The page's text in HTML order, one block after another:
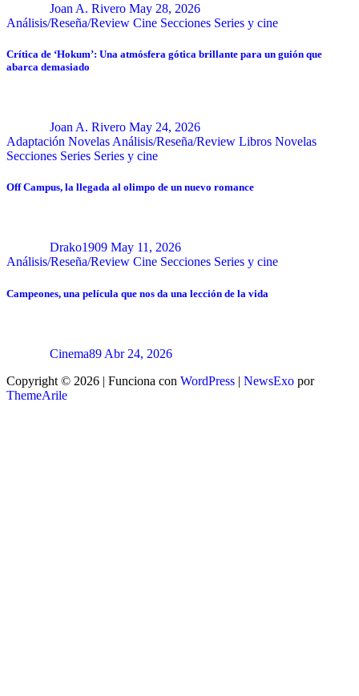
Joan A. Rivero May 28, 2026
Análisis/Reseña/Review Cine Secciones Series y cine
Crítica de ‘Hokum’: Una atmósfera gótica brillante para un guión que
abarca demasiado
Joan A. Rivero May 24, 2026
Adaptación Novelas Análisis/Reseña/Review Libros Novelas
Secciones Series Series y cine
Off Campus, la llegada al olimpo de un nuevo romance
Drako1909 May 11, 2026
Análisis/Reseña/Review Cine Secciones Series y cine
Campeones, una película que nos da una lección de la vida
Cinema89 Abr 24, 2026
Copyright © 2026 | Funciona con WordPress | NewsExo por
ThemeArile